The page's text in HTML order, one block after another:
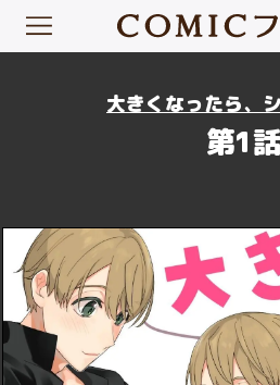
大きくなったら、
第1話